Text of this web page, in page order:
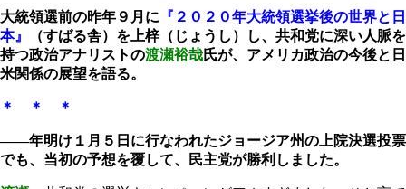
大統領選前の昨年９月に 『２０２０年大統領選挙後の世界と日
本』
（すばる舎）を上梓（じょうし）し、共和党に深い人脈を
持つ政治アナリストの渡瀬裕哉氏が、アメリカ政治の今後と日
米関係の展望を語る。
＊ ＊ ＊
――年明け１月５日に行なわれたジョージア州の上院決選投票
でも、当初の予想を覆して、民主党が勝利しました。